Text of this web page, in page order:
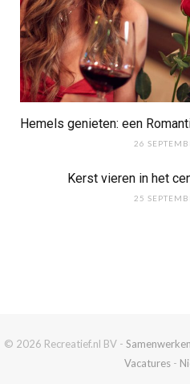
Hemels genieten: een
26
Kerst vieren in het
25
© 2026 Recreatief.nl BV -
Vacatures -